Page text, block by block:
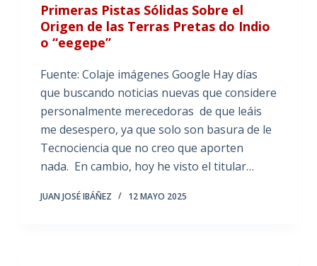
Primeras Pistas Sólidas Sobre el
Origen de las Terras Pretas do Indio
o “eegepe”
Fuente: Colaje imágenes Google Hay días
que buscando noticias nuevas que considere
personalmente merecedoras de que leáis
me desespero, ya que solo son basura de le
Tecnociencia que no creo que aporten
nada. En cambio, hoy he visto el titular…
JUAN JOSÉ IBÁÑEZ 12 MAYO 2025